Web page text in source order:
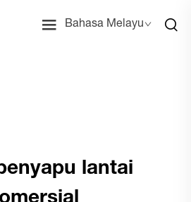
Bahasa Melayu
lantai